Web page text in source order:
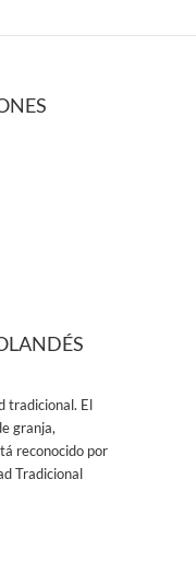
tradicional. El
granja,
reconocido por
Tradicional